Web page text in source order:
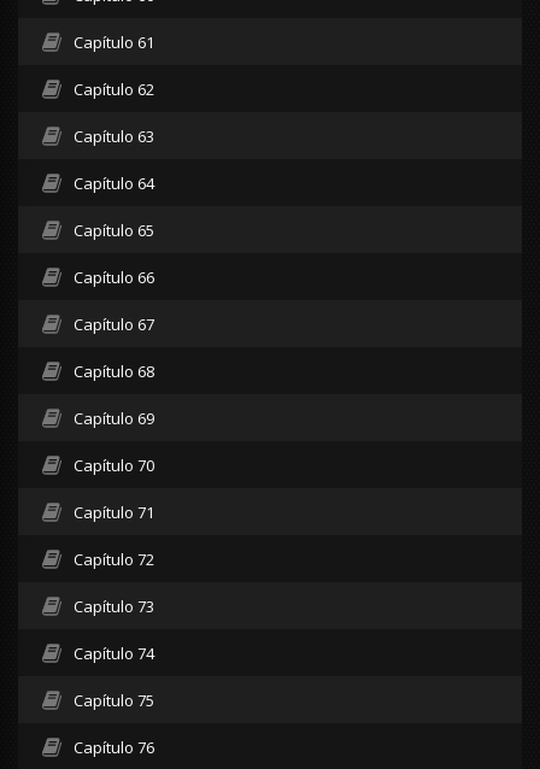
Capítulo 61
Capítulo 62
Capítulo 63
Capítulo 64
Capítulo 65
Capítulo 66
Capítulo 67
Capítulo 68
Capítulo 69
Capítulo 70
Capítulo 71
Capítulo 72
Capítulo 73
Capítulo 74
Capítulo 75
Capítulo 76